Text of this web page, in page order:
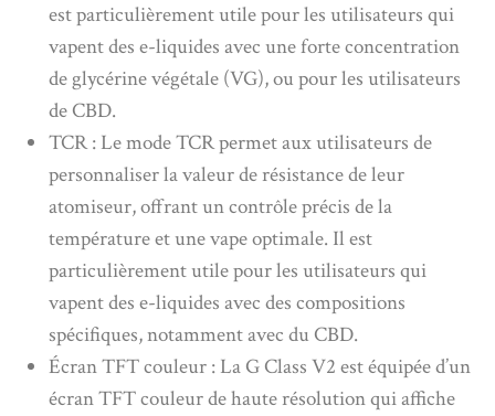
est particulièrement utile pour les utilisateurs qui
vapent des e-liquides avec une forte concentration
de glycérine végétale (VG), ou pour les utilisateurs
de CBD.
TCR : Le mode TCR permet aux utilisateurs de
personnaliser la valeur de résistance de leur
atomiseur, offrant un contrôle précis de la
température et une vape optimale. Il est
particulièrement utile pour les utilisateurs qui
vapent des e-liquides avec des compositions
spécifiques, notamment avec du CBD.
Écran TFT couleur : La G Class V2 est équipée d’un
écran TFT couleur de haute résolution qui affiche